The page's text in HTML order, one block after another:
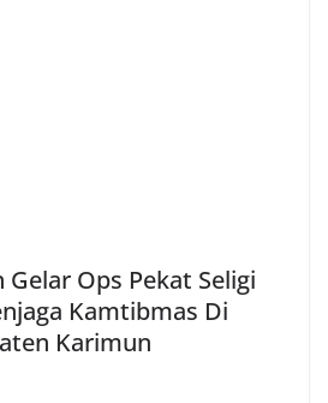
Ops Pekat Seligi
Kamtibmas Di
Karimun